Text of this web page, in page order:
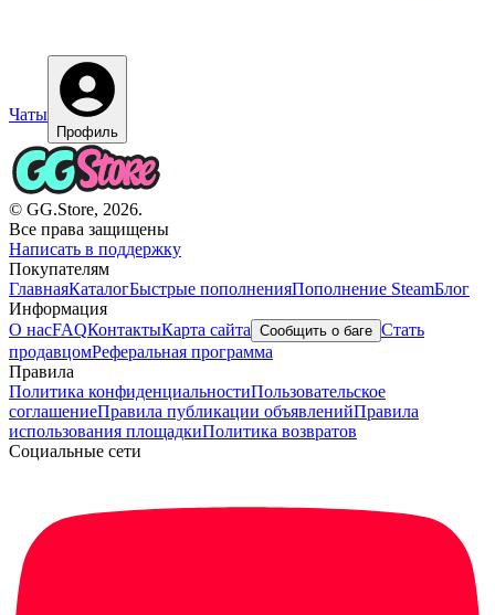
Чаты
Профиль
© GG.Store, 2026.
Все права защищены
Написать в поддержку
Покупателям
ГлавнаяКаталогБыстрые пополненияПополнение SteamБлог
Информация
О насFAQКонтактыКарта сайта Сообщить о баге Стать
продавцомРеферальная программа
Правила
Политика конфиденциальностиПользовательское
соглашениеПравила публикации объявленийПравила
использования площадкиПолитика возвратов
Социальные сети